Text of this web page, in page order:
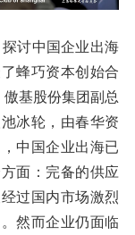
讨中国企业出海
蜂巧资本创始合
基股份集团副总
冰轮，由春华资
中国企业出海已
面：完备的供应
过国内市场激烈
然而企业仍面临